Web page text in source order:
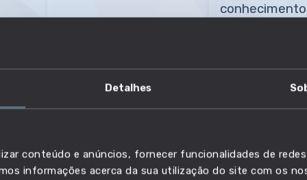
Detalhes
conteúdo e anúncios, fornecer funcionalidades de
informações acerca da sua utilização do site com os
conhecimento
TRANSIÇÕES
e ambiente